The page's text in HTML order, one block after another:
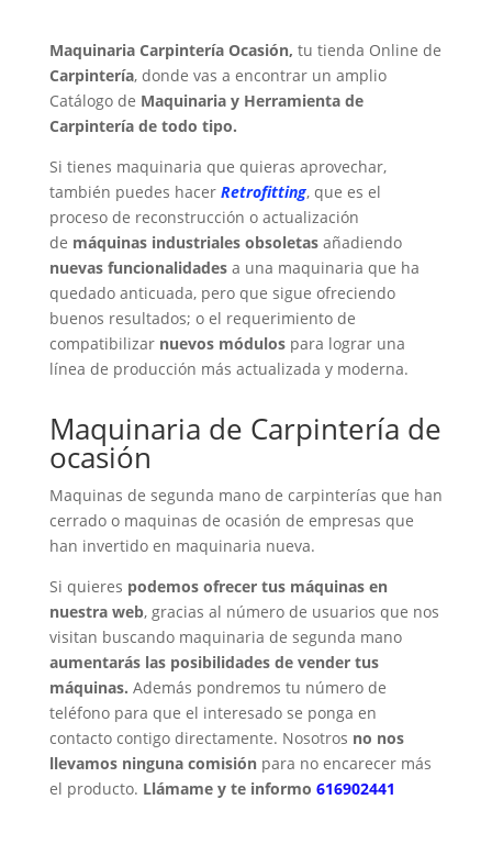
Maquinaria Carpintería Ocasión, tu tienda Online de
Carpintería, donde vas a encontrar un amplio
Catálogo de Maquinaria y Herramienta de
Carpintería de todo tipo.
Si tienes maquinaria que quieras aprovechar,
también puedes hacer Retrofitting, que es el
proceso de reconstrucción o actualización
de máquinas industriales obsoletasañadiendo
nuevas funcionalidadesa una maquinaria que ha
quedado anticuada, pero que sigue ofreciendo
buenos resultados; o el requerimiento de
compatibilizar nuevos módulospara lograr una
línea de producción más actualizada y moderna.
Maquinaria de Carpintería de
ocasión
Maquinas de segunda mano de carpinterías que han
cerrado o maquinas de ocasión de empresas que
han invertido en maquinaria nueva.
Si quieres podemos ofrecer tus máquinas en
nuestra web, gracias al número de usuarios que nos
visitan buscando maquinaria de segunda mano
aumentarás las posibilidades de vender tus
máquinas. Además pondremos tu número de
teléfono para que el interesado se ponga en
contacto contigo directamente. Nosotros no nos
llevamos ninguna comisiónpara no encarecer más
el producto. Llámame y te informo 616902441